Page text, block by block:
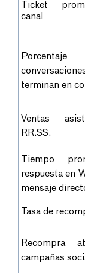
Ticket
canal
terminan en
Ventas
RR.SS.
Tiempo
respuesta en
mensaje
Tasa de
Recompra
campañas